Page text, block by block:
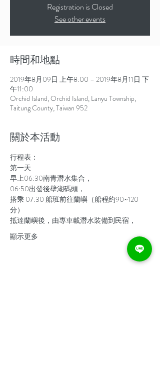
Registration is Closed
See other events
時間和地點
2019年8月09日 上午8:00 – 2019年8月11日 下
午11:00
Orchid Island, Orchid Island, Lanyu Township,
Taitung County, Taiwan 952
關於本活動
行程表：
第一天
早上06:30南青潛水集合，
06:50出發後壁湖碼頭，
搭乘 07:30 船班前往蘭嶼（船程約90~120
分）
抵達蘭嶼後，由專車載潛水裝備到民宿，
顯示更多